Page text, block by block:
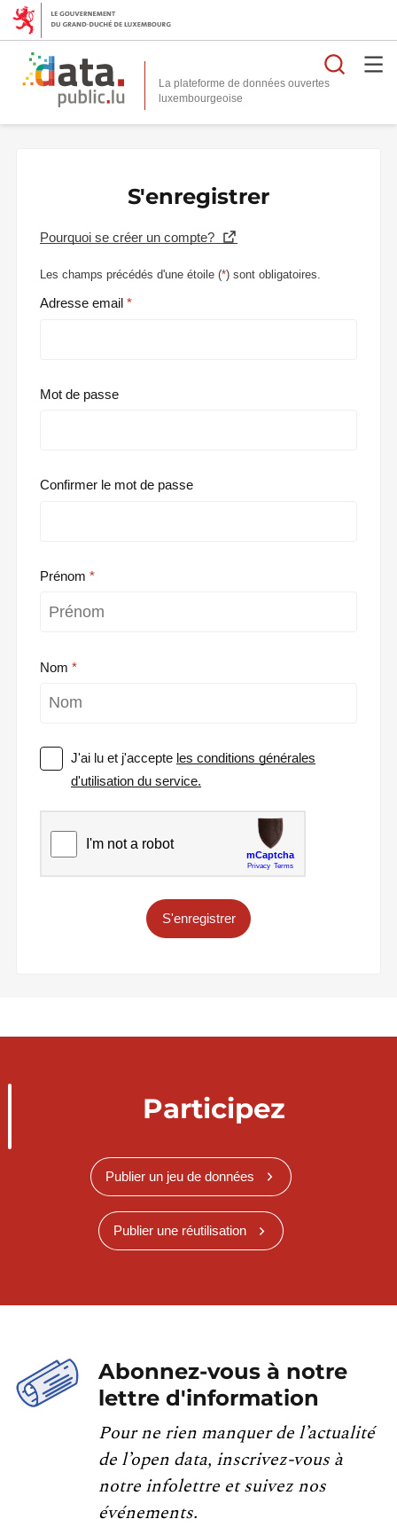
La plateforme de données ouvertes
S'enregistrer
Pourquoi se créer un compte?
Les champs précédés d'une étoile (*) sont obligatoires.
Adresse email
Mot de passe
Confirmer le mot de passe
Prénom
Nom
J'ai lu et j'accepte les conditions générales
d'utilisation du service.
S'enregistrer
Participez
Publier un jeu de données
Publier une réutilisation
Abonnez-vous à notre
lettre d'information
Pour ne rien manquer de l’actualité
de l’open data, inscrivez-vous à
notre infolettre et suivez nos
événements.